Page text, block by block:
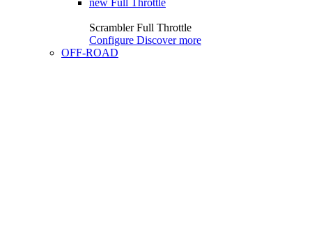
Scrambler Full Throttle
Configure Discover more
OFF-ROAD